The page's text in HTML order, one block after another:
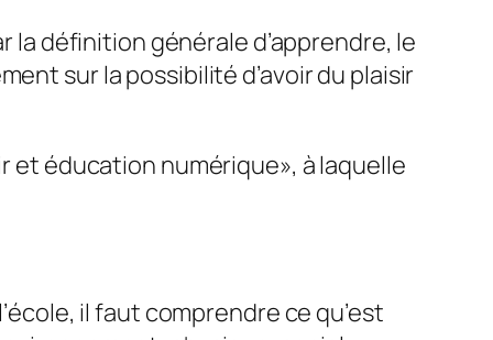
la définition générale d’apprendre, le
sur la possibilité d’avoir du plaisir
et éducation numérique», à laquelle
il faut comprendre ce qu’est